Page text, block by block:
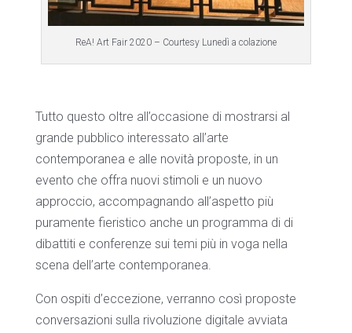
ReA! Art Fair 2020 – Courtesy Lunedì a colazione
Tutto questo oltre all’occasione di mostrarsi al
grande pubblico interessato all’arte
contemporanea e alle novità proposte, in un
evento che offra nuovi stimoli e un nuovo
approccio, accompagnando all’aspetto più
puramente fieristico anche un programma di di
dibattiti e conferenze sui temi più in voga nella
scena dell’arte contemporanea.
Con ospiti d’eccezione, verranno così proposte
conversazioni sulla rivoluzione digitale avviata